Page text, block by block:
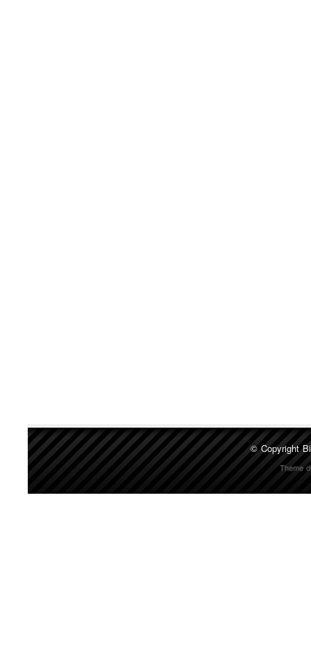
© Copyright
Theme